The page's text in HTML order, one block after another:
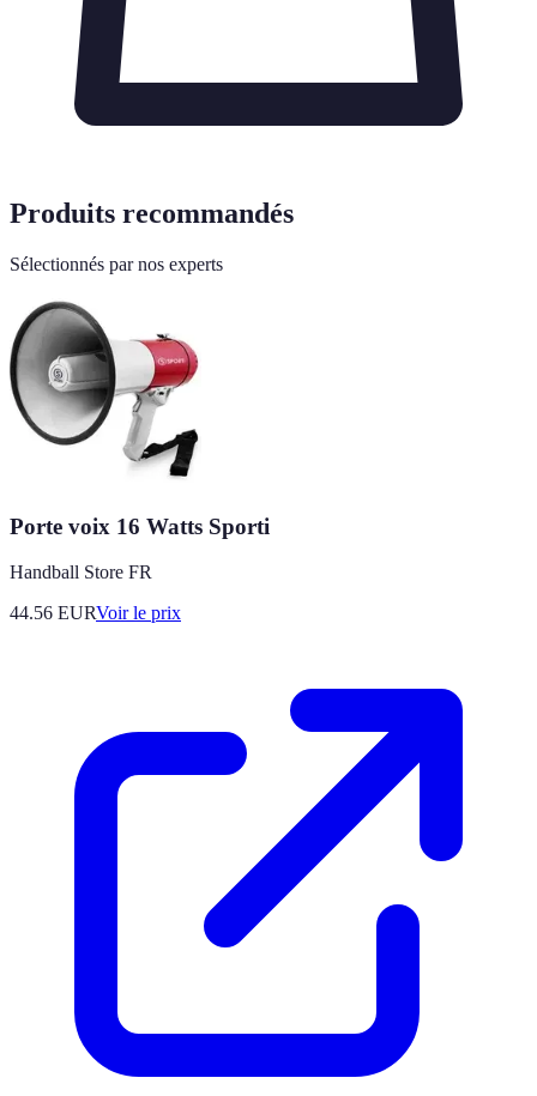
Produits recommandés
Sélectionnés par nos experts
Porte voix 16 Watts Sporti
Handball Store FR
44.56 EURVoir le prix